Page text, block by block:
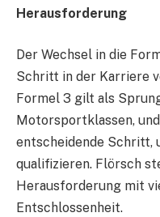
Herausforderung
Der Wechsel in die
Schritt in der Karriere
Formel 3 gilt als
Motorsportklassen,
entscheidende Schritt,
qualifizieren. Flörsch
Herausforderung mit
Entschlossenheit.